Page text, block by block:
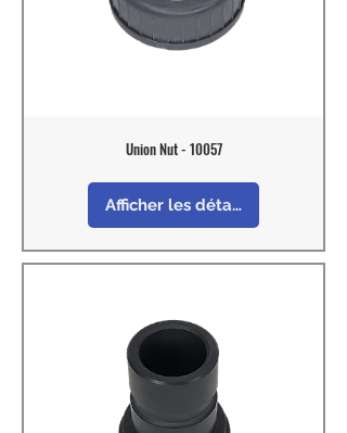
Union Nut - 10057
Afficher les détails